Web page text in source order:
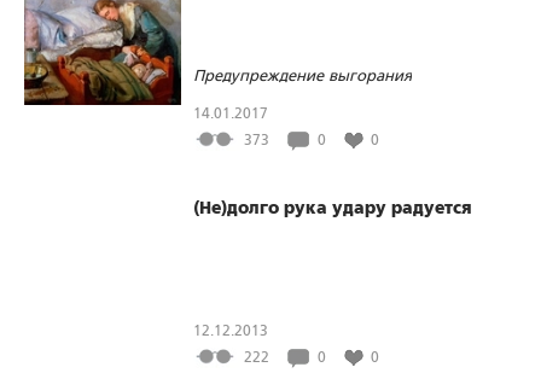
Предупреждение выгорания
14.01.2017
373
0 0
(Не)долго рука удару радуется
12.12.2013
222
0 0